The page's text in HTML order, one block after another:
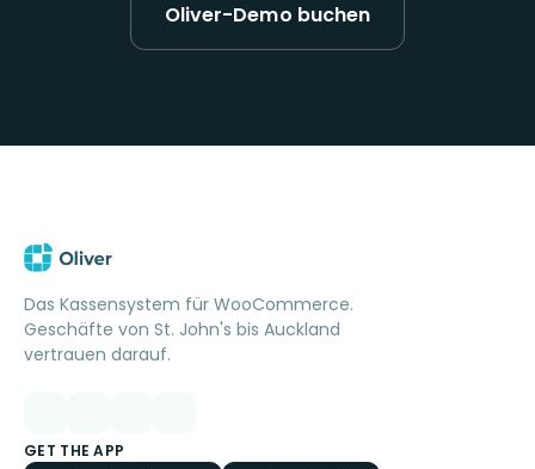
Oliver-Demo buchen
Das Kassensystem für WooCommerce.
Geschäfte von St. John's bis Auckland
vertrauen darauf.
GET THE APP